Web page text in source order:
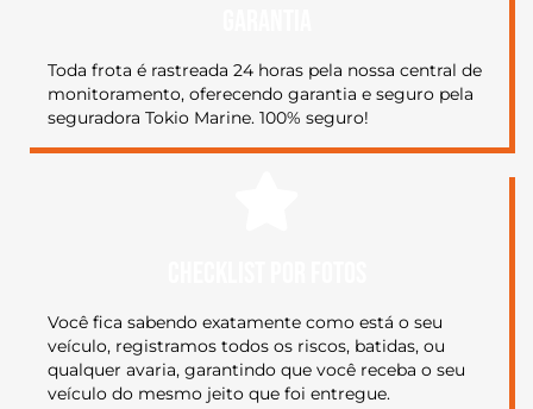
Toda frota é rastreada 24 horas pela nossa central de
monitoramento, oferecendo garantia e seguro pela
seguradora Tokio Marine. 100% seguro!
Você fica sabendo exatamente como está o seu
veículo, registramos todos os riscos, batidas, ou
qualquer avaria, garantindo que você receba o seu
veículo do mesmo jeito que foi entregue.